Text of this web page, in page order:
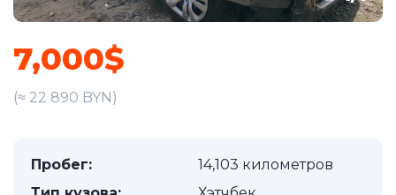
7,000$
(≈ 22 890 BYN)
Пробег:
14,103 километров